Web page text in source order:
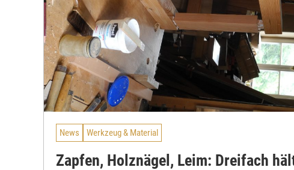
News Werkzeug & Material
Zapfen, Holznägel, Leim: Dreifach